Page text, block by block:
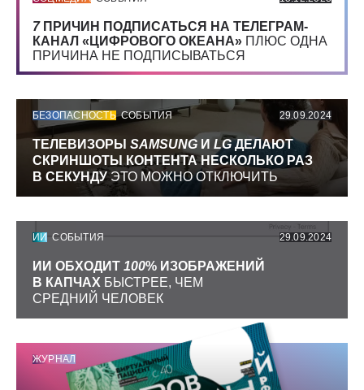
7 ПРИЧИН ПОДПИСАТЬСЯ НА ТЕЛЕГРАМ-
КАНАЛ «ЦИФРОВОГО ОКЕАНА» ПЛЮС ОДНА
ПРИЧИНА НЕ ПОДПИСЫВАТЬСЯ
БЕЗОПАСНОСТЬ СОБЫТИЯ 29.09.2024
ТЕЛЕВИЗОРЫ SAMSUNG И LGДЕЛАЮТ
СКРИНШОТЫ КОНТЕНТА НЕСКОЛЬКО РАЗ
В СЕКУНДУЭТО МОЖНО ОТКЛЮЧИТЬ
ИИ СОБЫТИЯ 29.09.2024
ИИ ОБХОДИТ 100% ИЗОБРАЖЕНИЙ
В КАПЧАХ БЫСТРЕЕ, ЧЕМ
СРЕДНИЙ ЧЕЛОВЕК
ЖУРНАЛ